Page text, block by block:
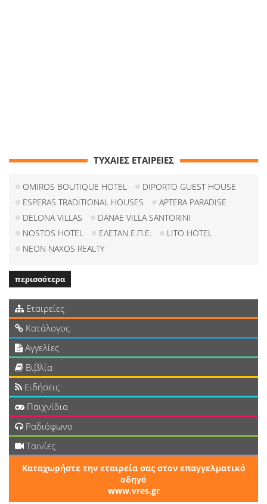
ΤΥΧΑΙΕΣ ΕΤΑΙΡΕΙΕΣ
OMIROS BOUTIQUE HOTEL
DIPORTO GUEST HOUSE
ESPERAS TRADITIONAL HOUSES
APTERA PARADISE
DELONA VILLAS
DANAE VILLA SANTORINI
NOSTOS HOTEL
ΕΛΕΤΑΝ Ε.Π.Ε.
LITO HOTEL
NEON NAXOS REALTY
περισσότερα
Εταιρείες
Κατάλογος
Αγγελίες
Βιβλία
Ειδήσεις
Παιχνίδια
Ραδιόφωνο
Ταινίες
Καταχωρήστε την εταιρεία σας στον επαγγελματικό
οδηγό
www.vres.gr